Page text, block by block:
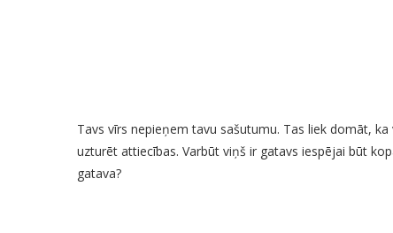
Tavs vīrs nepieņem tavu sašutumu. Tas liek domāt,
uzturēt attiecības. Varbūt viņš ir gatavs iespējai būt
gatava?